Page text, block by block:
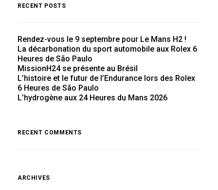
RECENT POSTS
Rendez-vous le 9 septembre pour Le Mans H2 !
La décarbonation du sport automobile aux Rolex 6
Heures de São Paulo
MissionH24 se présente au Brésil
L’histoire et le futur de l’Endurance lors des Rolex
6 Heures de São Paulo
L’hydrogène aux 24 Heures du Mans 2026
RECENT COMMENTS
ARCHIVES